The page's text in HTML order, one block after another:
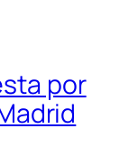
por